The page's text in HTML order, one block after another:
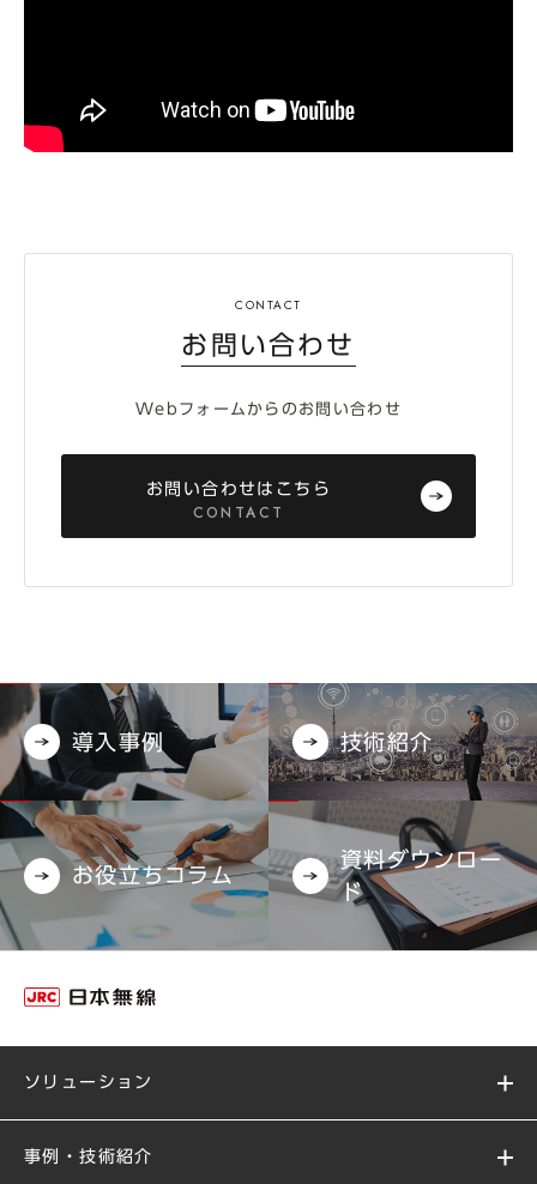
お問い合わせ
Webフォームからのお問い合わせ
お問い合わせはこちら
CONTACT
導入事例 技術紹介
お役立ちコラム
資料ダウンロー
ド
ソリューション
事例・技術紹介